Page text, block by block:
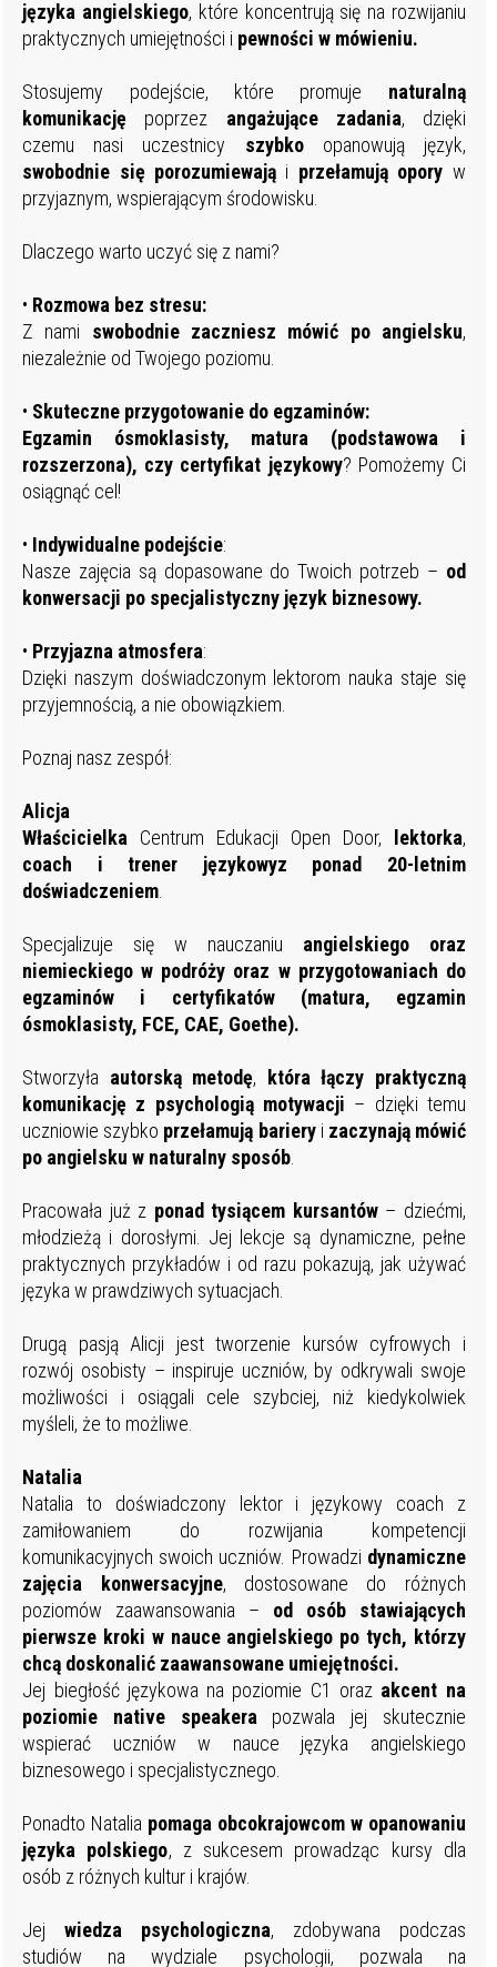
języka angielskiego, które koncentrują się na rozwijaniu
praktycznych umiejętności i pewności w mówieniu.
Stosujemy podejście, które promuje naturalną
komunikację poprzez angażujące zadania, dzięki
czemu nasi uczestnicy szybkoopanowują język,
swobodnie się porozumiewają i przełamują opory w
przyjaznym, wspierającym środowisku.
Dlaczego warto uczyć się z nami?
• Rozmowa bez stresu:
Z nami swobodnie zaczniesz mówić po angielsku,
niezależnie od Twojego poziomu.
• Skuteczne przygotowanie do egzaminów:
Egzamin ósmoklasisty, matura (podstawowa i
rozszerzona), czy certyfikat językowy? Pomożemy Ci
osiągnąć cel!
• Indywidualne podejście:
Nasze zajęcia są dopasowane do Twoich potrzeb – od
konwersacji po specjalistyczny język biznesowy.
• Przyjazna atmosfera:
Dzięki naszym doświadczonym lektorom nauka staje się
przyjemnością, a nie obowiązkiem.
Poznaj nasz zespół:
Alicja
Właścicielka Centrum Edukacji Open Door, lektorka,
coach i trener językowyz ponad 20-letnim
doświadczeniem.
Specjalizuje się w nauczaniu angielskiego oraz
niemieckiego w podróży oraz w przygotowaniach do
egzaminów i
certyfikatów (matura, egzamin
ósmoklasisty, FCE, CAE, Goethe).
Stworzyła autorską metodę,
która łączy praktyczną
komunikację z psychologią motywacji – dzięki temu
uczniowie szybko przełamują barieryi zaczynają mówić
po angielsku w naturalny sposób.
Pracowała już z ponad tysiącem kursantów– dziećmi,
młodzieżą i dorosłymi. Jej lekcje są dynamiczne, pełne
praktycznych przykładów i od razu pokazują, jak używać
języka w prawdziwych sytuacjach.
Drugą pasją Alicji jest tworzenie kursów cyfrowych i
rozwój osobisty – inspiruje uczniów, by odkrywali swoje
możliwości i osiągali cele szybciej, niż kiedykolwiek
myśleli, że to możliwe.
Natalia
Natalia to doświadczony lektor i językowy coach z
zamiłowaniem do rozwijania kompetencji
komunikacyjnych swoich uczniów. Prowadzi dynamiczne
zajęcia
konwersacyjne, dostosowane do różnych
poziomów zaawansowania – od osób stawiających
pierwsze kroki w nauce angielskiego po tych, którzy
chcą doskonalić zaawansowane umiejętności.
Jej biegłość językowa na poziomie C1 oraz akcent na
poziomie
native speakerapozwala jej skutecznie
wspierać uczniów w nauce języka angielskiego
biznesowego i specjalistycznego.
Ponadto Natalia pomaga obcokrajowcom w opanowaniu
języka polskiego, z sukcesem prowadząc kursy dla
osób z różnych kultur i krajów.
Jejwiedza psychologiczna, zdobywana podczas
studiów na wydziale psychologii, pozwala na